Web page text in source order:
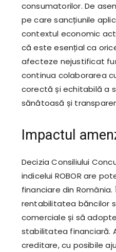
consumatorilor. De
pe care sancțiunile
contextul economic
că este esențial ca
afecteze nejustificat
continua colaborarea
corectă și echitabilă a
sănătoasă și
Impactul
Decizia Consiliului
indicelui ROBOR are
financiare din
rentabilitatea băncilor
comerciale și să
stabilitatea financiară.
creditare, cu posibile